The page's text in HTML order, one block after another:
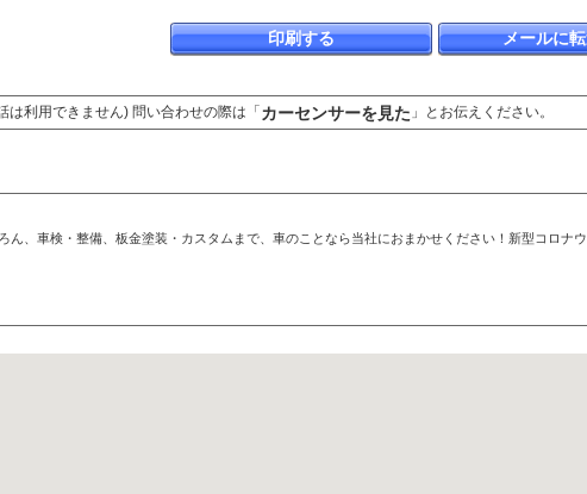
メールに
印刷する
利用できません) 問い合わせの際は「カーセンサーを見た 」とお伝えください。
ん、車検・整備、板金塗装・カスタムまで、車のことなら当社におまかせください！新型コロナ